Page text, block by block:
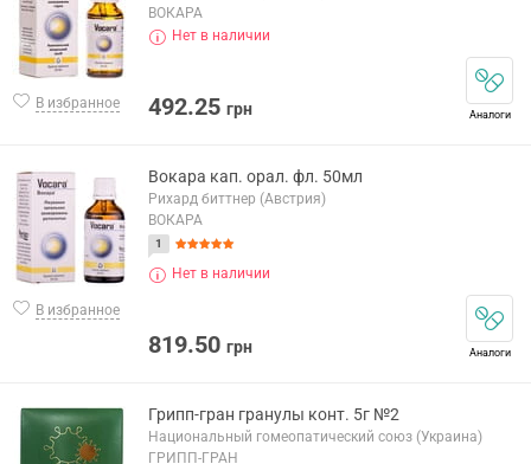
В избранное
ВОКАРА
Нет в наличии
492.25 грн Аналоги
В избранное
Вокара кап. орал. фл. 50мл
Рихард биттнер (Австрия)
ВОКАРА
1
Нет в наличии
819.50 грн Аналоги
Грипп-гран гранулы конт. 5г №2
Национальный гомеопатический союз (Украина)
ГРИПП-ГРАН